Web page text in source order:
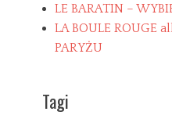
l
o
LE BARATIN –
LA BOULE ROUGE
PARYŻU
Tagi